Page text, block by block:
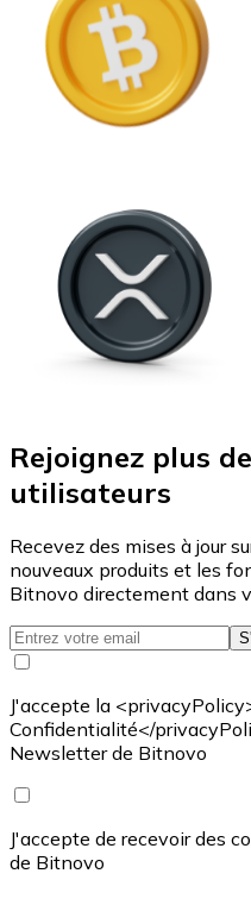
Rejoignez plus
utilisateurs
Recevez des mises à jour
nouveaux produits et les
Bitnovo directement dans
J'accepte la
Confidentialité</
Newsletter de Bitnovo
J'accepte de recevoir des
de Bitnovo